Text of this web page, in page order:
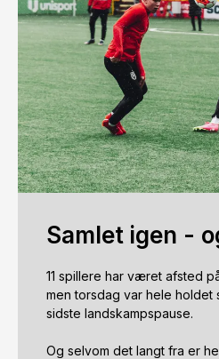
Samlet igen -
11 spillere har været afsted
men torsdag var hele holdet
sidste landskampspause.
Og selvom det langt fra er